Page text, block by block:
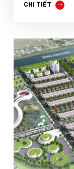
CHI TIẾT